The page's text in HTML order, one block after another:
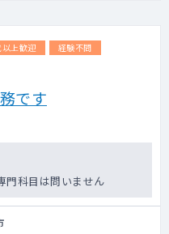
上歓迎
経験不問
です
門科目は問いません